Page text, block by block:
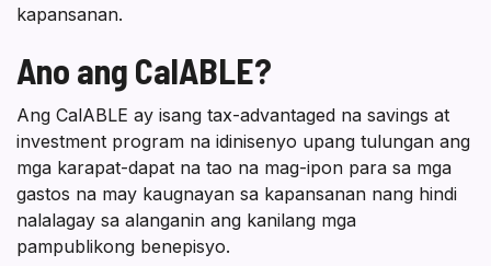
kapansanan.
Ano ang CalABLE?
Ang CalABLE ay isang tax-advantaged na savings at
investment program na idinisenyo upang tulungan ang
mga karapat-dapat na tao na mag-ipon para sa mga
gastos na may kaugnayan sa kapansanan nang hindi
nalalagay sa alanganin ang kanilang mga
pampublikong benepisyo.